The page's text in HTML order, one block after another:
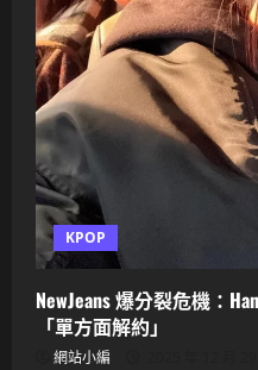
KPOP
NewJeans 爆分裂危機：
「單方面解約」
網站小編